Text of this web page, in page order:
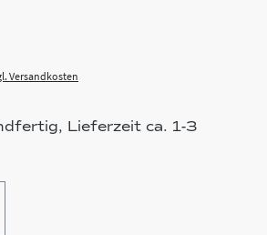
Versandkosten
Lieferzeit ca. 1-3